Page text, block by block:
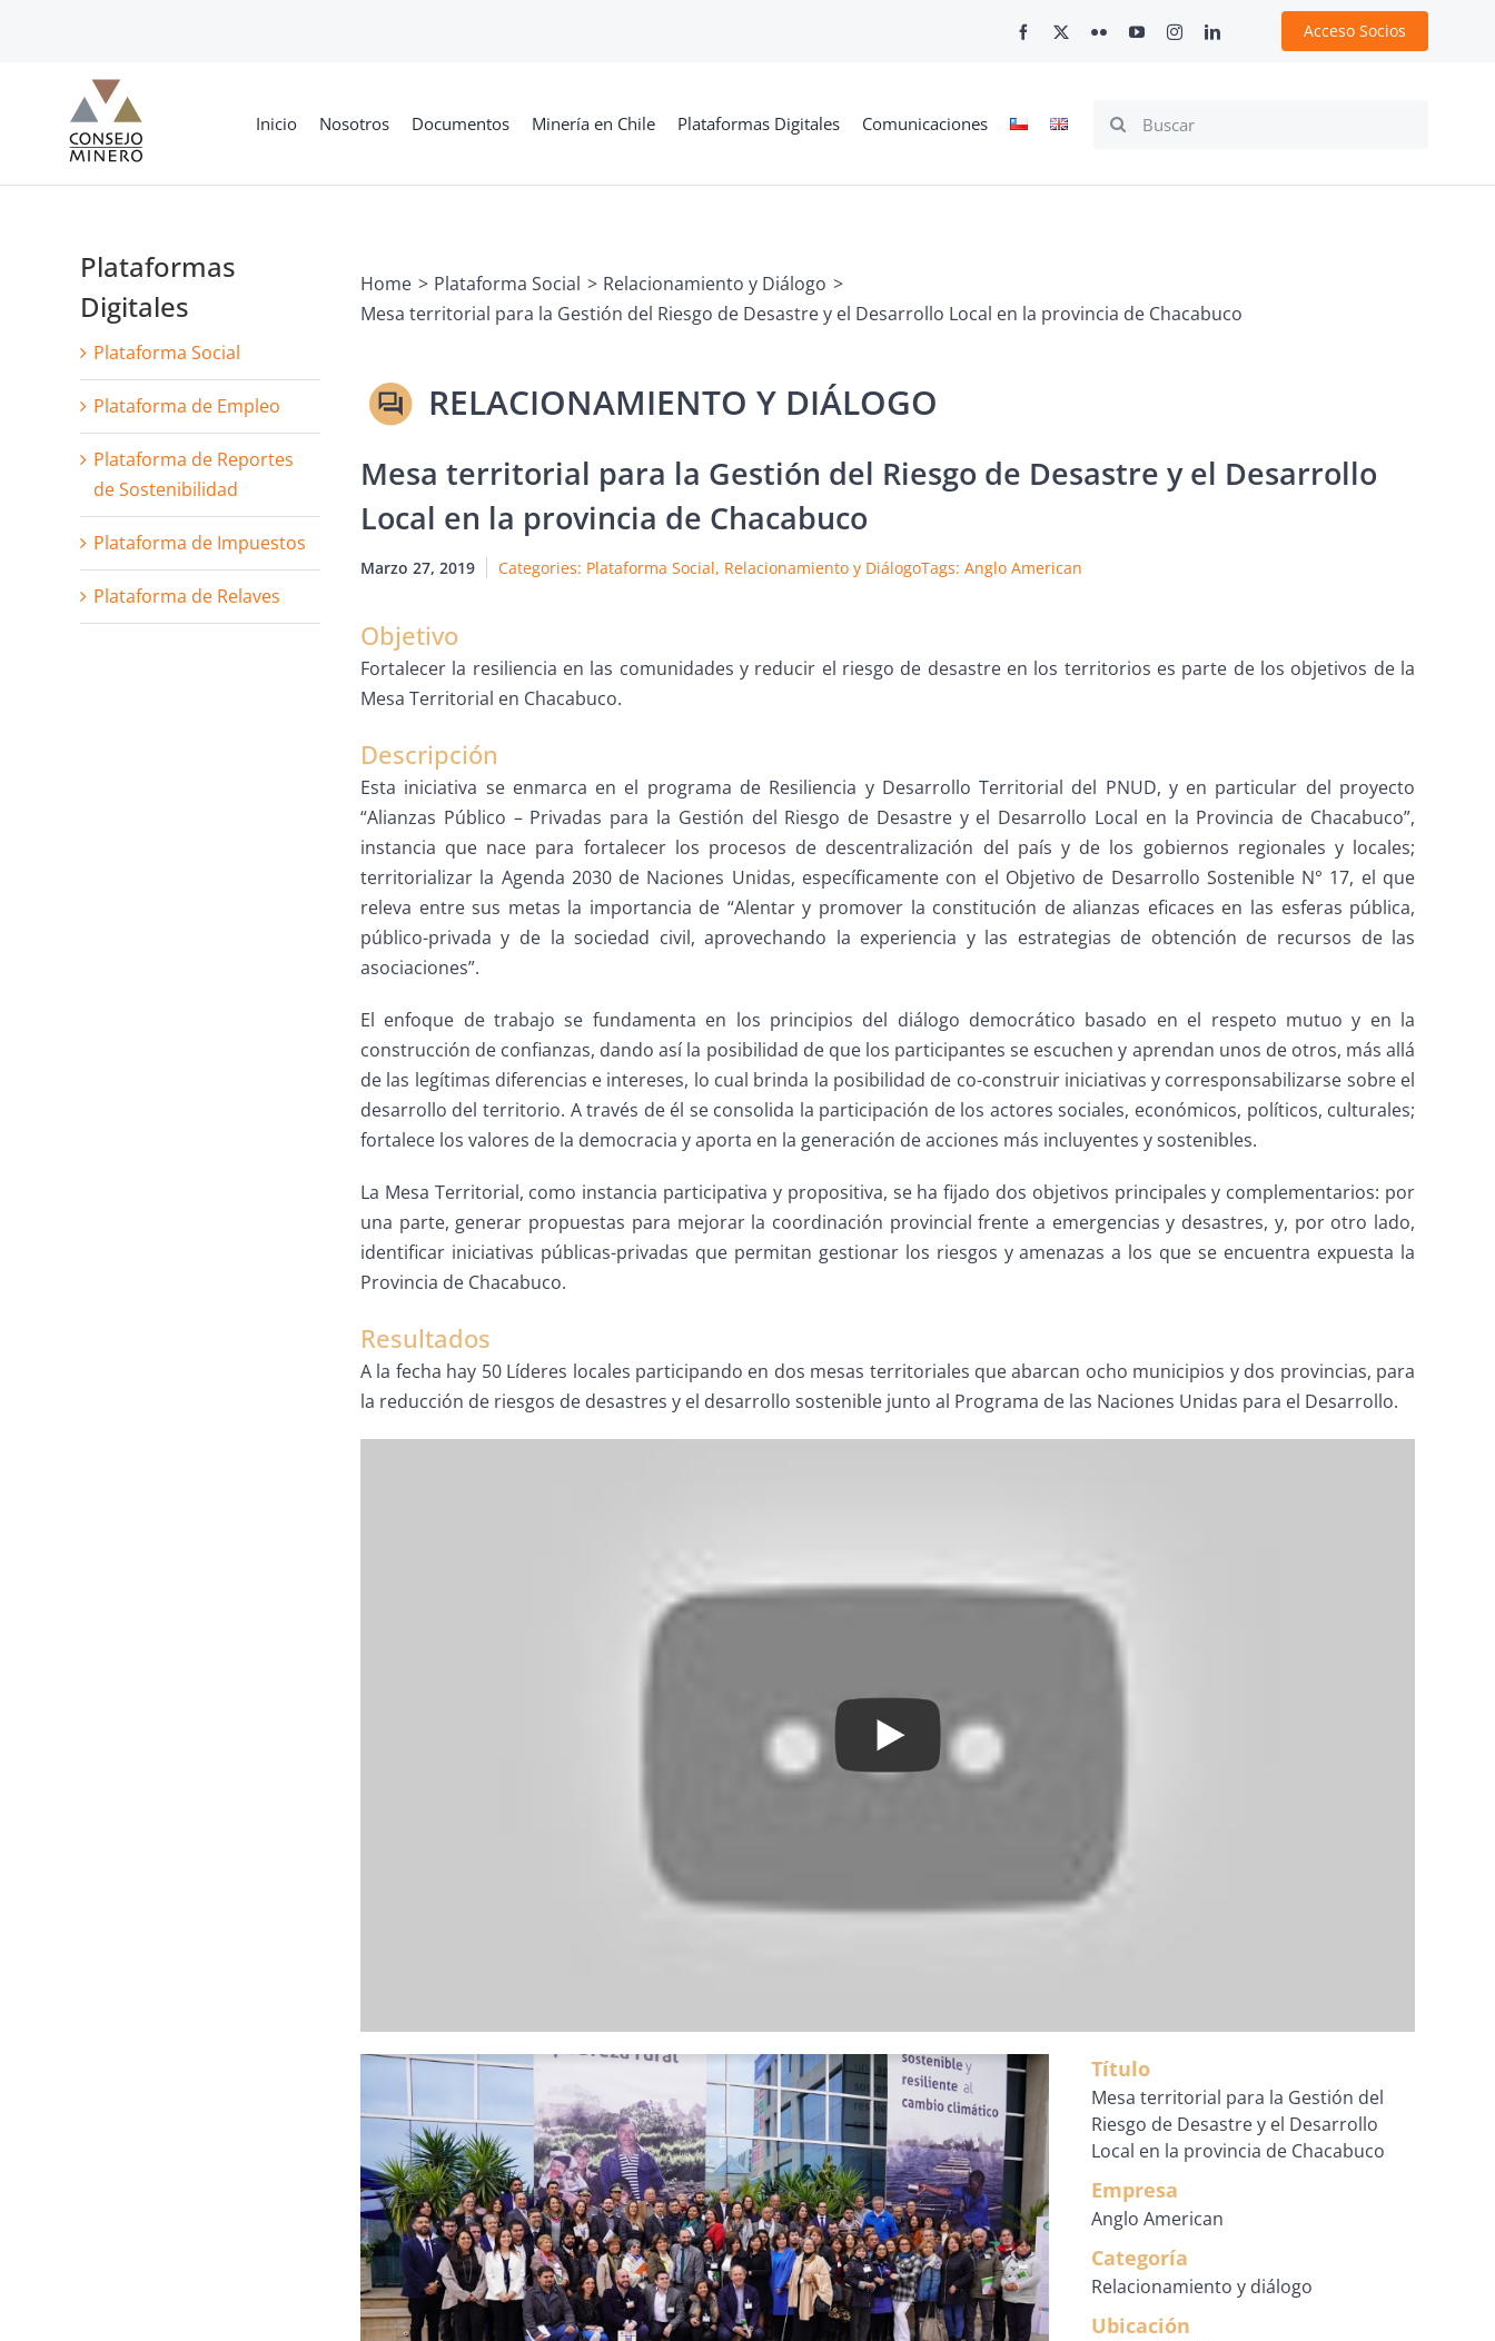
Acceso Socios
Inicio Nosotros Documentos Minería en Chile Plataformas Digitales Comunicaciones
Search
Home Plataforma Social
Relacionamiento y Diálogo
Mesa territorial para la Gestión del Riesgo de Desastre y el Desarrollo Local en la provincia de Chacabuco
Mesa territorial para la Gestión del Riesgo de Desastre y el Desarrollo
Local en la provincia de Chacabuco
Marzo 27, 2019 Categories: Plataforma Social, Relacionamiento y DiálogoTags: Anglo American
Objetivo
Fortalecer la resiliencia en las comunidades y reducir el riesgo de desastre en los territorios es parte de los objetivos de la
Mesa Territorial en Chacabuco.
Descripción
Esta iniciativa se enmarca en el programa de Resiliencia y Desarrollo Territorial del PNUD, y en particular del proyecto
“Alianzas Público – Privadas para la Gestión del Riesgo de Desastre y el Desarrollo Local en la Provincia de Chacabuco”,
instancia que nace para fortalecer los procesos de descentralización del país y de los gobiernos regionales y locales;
territorializar la Agenda 2030 de Naciones Unidas, específicamente con el Objetivo de Desarrollo Sostenible N° 17, el que
releva entre sus metas la importancia de “Alentar y promover la constitución de alianzas eficaces en las esferas pública,
público-privada y de la sociedad civil, aprovechando la experiencia y las estrategias de obtención de recursos de las
asociaciones”.
El enfoque de trabajo se fundamenta en los principios del diálogo democrático basado en el respeto mutuo y en la
construcción de confianzas, dando así la posibilidad de que los participantes se escuchen y aprendan unos de otros, más allá
de las legítimas diferencias e intereses, lo cual brinda la posibilidad de co-construir iniciativas y corresponsabilizarse sobre el
desarrollo del territorio. A través de él se consolida la participación de los actores sociales, económicos, políticos, culturales;
fortalece los valores de la democracia y aporta en la generación de acciones más incluyentes y sostenibles.
La Mesa Territorial, como instancia participativa y propositiva, se ha fijado dos objetivos principales y complementarios: por
una parte, generar propuestas para mejorar la coordinación provincial frente a emergencias y desastres, y, por otro lado,
identificar iniciativas públicas-privadas que permitan gestionar los riesgos y amenazas a los que se encuentra expuesta la
Provincia de Chacabuco.
Resultados
A la fecha hay 50 Líderes locales participando en dos mesas territoriales que abarcan ocho municipios y dos provincias, para
la reducción de riesgos de desastres y el desarrollo sostenible junto al Programa de las Naciones Unidas para el Desarrollo.
Título
Mesa territorial para la Gestión del
Riesgo de Desastre y el Desarrollo
Local en la provincia de Chacabuco
Empresa
Anglo American
Categoría
Relacionamiento y diálogo
Ubicación
Plataformas
Digitales
Plataforma Social
Plataforma de Empleo
Plataforma de Reportes
de Sostenibilidad
Plataforma de Impuestos
Plataforma de Relaves